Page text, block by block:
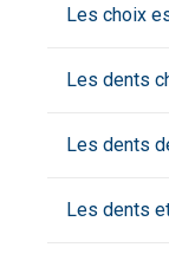
Les choix
Les dents
Les dents
Les dents